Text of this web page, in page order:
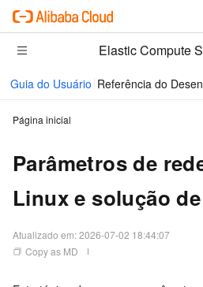
Elastic Compute
Guia do Usuário Referência do
Página inicial
Parâmetros de
Linux e solução
Atualizado em:2026-07-02 18:44:07
Copy as MD